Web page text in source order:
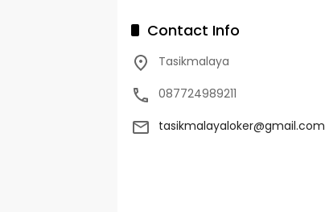
Contact Info
Tasikmalaya
087724989211
tasikmalayaloker@gmail.com